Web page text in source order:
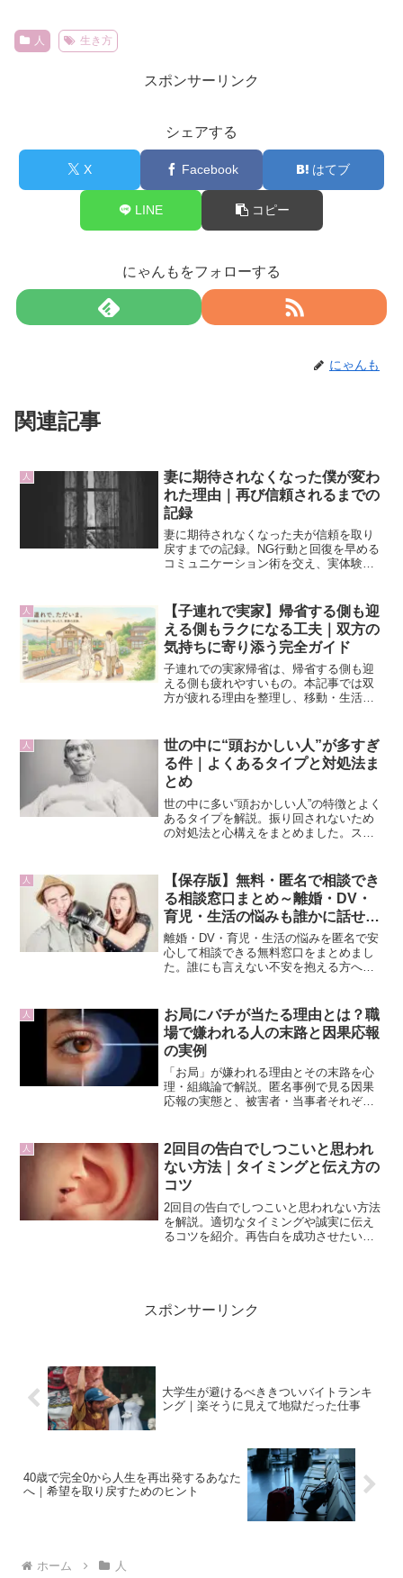
人 生き方
スポンサーリンク
シェアする
X Facebook はてブ
LINE コピー
にゃんもをフォローする
にゃんも
関連記事
人
妻に期待されなくなった僕が変わ
れた理由｜再び信頼されるまでの
記録
妻に期待されなくなった夫が信頼を取り
戻すまでの記録。NG行動と回復を早める
コミュニケーション術を交え、実体験か
人
【子連れで実家】帰省する側も迎
える側もラクになる工夫｜双方の
気持ちに寄り添う完全ガイド
子連れでの実家帰省は、帰省する側も迎
える側も疲れやすいもの。本記事では双
方が疲れる理由を整理し、移動・生活リ
た。持ち物リストやコミュニケーション
術、よくあるQ&Aまで網羅した保存版ガ
イドです。
人
世の中に“頭おかしい人”が多すぎ
る件｜よくあるタイプと対処法ま
とめ
世の中に多い“頭おかしい人”の特徴とよく
あるタイプを解説。振り回されないため
の対処法と心構えをまとめました。スト
人
【保存版】無料・匿名で相談でき
る相談窓口まとめ～離婚・DV・
育児・生活の悩みも誰かに話せる
場所～
離婚・DV・育児・生活の悩みを匿名で安
心して相談できる無料窓口をまとめまし
た。誰にも言えない不安を抱える方へ、
めてみましょう／
人
お局にバチが当たる理由とは？職
場で嫌われる人の末路と因果応報
の実例
「お局」が嫌われる理由とその末路を心
理・組織論で解説。匿名事例で見る因果
応報の実態と、被害者・当事者それぞれ
人
2回目の告白でしつこいと思われ
ない方法｜タイミングと伝え方の
コツ
2回目の告白でしつこいと思われない方法
を解説。適切なタイミングや誠実に伝え
るコツを紹介。再告白を成功させたい人
スポンサーリンク
大学生が避けるべききついバイトランキ
ング｜楽そうに見えて地獄だった仕事
40歳で完全0から人生を再出発するあなた
へ｜希望を取り戻すためのヒント
ホーム 人